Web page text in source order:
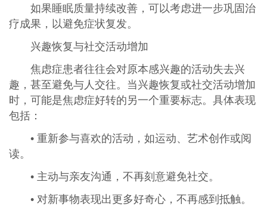
如果睡眠质量持续改善，可以考虑进一步巩固治
疗成果，以避免症状复发。
兴趣恢复与社交活动增加
焦虑症患者往往会对原本感兴趣的活动失去兴
趣，甚至避免与人交往。当兴趣恢复或社交活动增加
时，可能是焦虑症好转的另一个重要标志。具体表现
包括：
• 重新参与喜欢的活动，如运动、艺术创作或阅
读。
• 主动与亲友沟通，不再刻意避免社交。
• 对新事物表现出更多好奇心，不再感到抵触。